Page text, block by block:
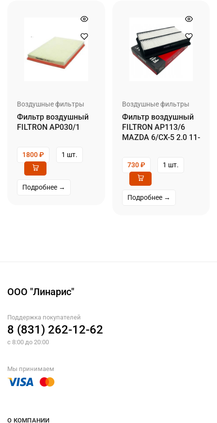
Воздушные фильтры
Фильтр воздушный
FILTRON AP030/1
1800₽ 1 шт.
Подробнее →
Воздушные фильтры
Фильтр воздушный
FILTRON AP113/6
MAZDA 6/CX-5 2.0 11-
730₽ 1 шт.
Подробнее →
ООО "Линарис"
Поддержка покупателей
8 (831) 262-12-62
с 8:00 до 20:00
Мы принимаем
О КОМПАНИИ